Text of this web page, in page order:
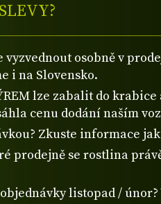
SLEVY?
vyzvednout osobně v
i na Slovensko.
lze zabalit do
cenu dodání naším
Zkuste informace jak
prodejně se rostlina
listopad /